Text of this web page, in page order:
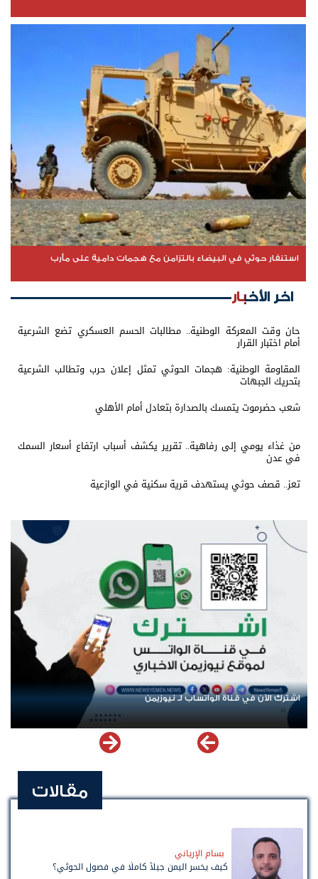
استنفار حوثي في البيضاء بالتزامن مع هجمات دامية على مأرب
اخر الأخبار
حان وقت المعركة الوطنية.. مطالبات الحسم العسكري تضع الشرعية
أمام اختبار القرار
المقاومة الوطنية: هجمات الحوثي تمثل إعلان حرب وتطالب الشرعية
بتحريك الجبهات
شعب حضرموت يتمسك بالصدارة بتعادل أمام الأهلي
من غذاء يومي إلى رفاهية.. تقرير يكشف أسباب ارتفاع أسعار السمك
في عدن
تعز.. قصف حوثي يستهدف قرية سكنية في الوازعية
اشترك الآن في قناة الواتساب لـ نيوزيمن
مقالات
بسام الإرياني
كيف يخسر اليمن جيلاً كاملًا في فصول الحوثي؟